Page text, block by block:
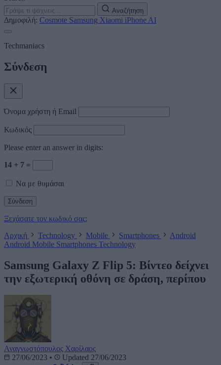
Αναζήτηση
Δημοφιλή: Cosmote Samsung Xiaomi iPhone AI
Techmaniacs
Σύνδεση
Όνομα χρήστη ή Email
Κωδικός
Please enter an answer in digits:
14 + 7 =
Να με θυμάσαι
Ξεχάσατε τον κωδικό σας;
Αρχική
Technology Mobile Smartphones
Android
Android Mobile Smartphones Technology
Samsung Galaxy Z Flip 5: Βίντεο δείχνει
την εξωτερική οθόνη σε δράση, περίπου
Αναγνωστόπουλος Χαρίλαος
27/06/2023 •
Updated 27/06/2023